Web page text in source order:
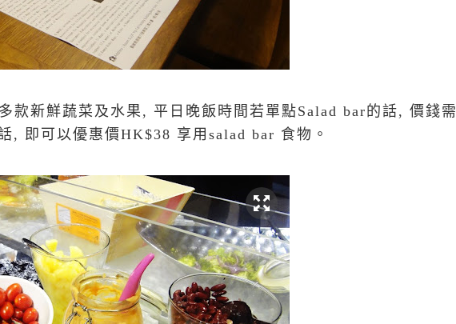
款新鮮蔬菜及水果, 平日晚飯時間若單點Salad bar的話, 價錢需
, 即可以優惠價HK$38 享用salad bar 食物。